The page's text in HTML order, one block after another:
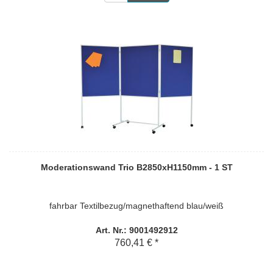
Moderationswand Trio B2850xH1150mm - 1 ST
fahrbar Textilbezug/magnethaftend blau/weiß
Art. Nr.: 9001492912
760,41 € *